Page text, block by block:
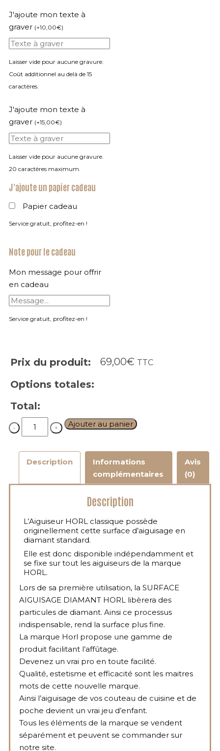
J'ajoute mon texte à
graver (+10,00€)
Laisser vide pour aucune gravure.
Coût additionnel au delà de 15
caractères.
J'ajoute mon texte à
graver (+15,00€)
Laisser vide pour aucune gravure.
20 caractères maximum.
J'ajoute un papier cadeau
Papier cadeau
Service gratuit, profitez-en !
Note pour le cadeau
Mon message pour offrir
en cadeau
Service gratuit, profitez-en !
Prix du produit: 69,00€ TTC
Options totales:
Total:
Quantity Ajouter au panier
Description
Informations
complémentaires
Avis
(0)
Description
L’Aiguiseur HORL classique possède
originellement cette surface d’aiguisage en
diamant standard.
Elle est donc disponible indépendamment et
se fixe sur tout les aiguiseurs de la marque
HORL.
Lors de sa première utilisation, la SURFACE
AIGUISAGE DIAMANT HORL libèrera des
particules de diamant. Ainsi ce processus
indispensable, rend la surface plus fine.
La marque Horl propose une gamme de
produit facilitant l’affûtage.
Devenez un vrai pro en toute facilité.
Qualité, estetisme et efficacité sont les maitres
mots de cette nouvelle marque.
Ainsi l’aiguisage de vos couteau de cuisine et de
poche devient un vrai jeu d’enfant.
Tous les éléments de la marque se vendent
séparément et peuvent se commander sur
notre site.